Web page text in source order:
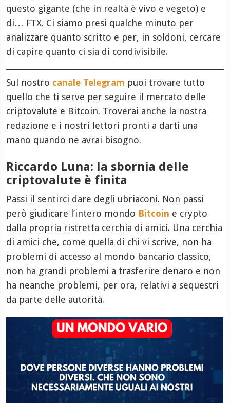
questo gigante (che in realtà è vivo e vegeto) e
di… FTX. Ci siamo presi qualche minuto per
analizzare quanto scritto e per, in soldoni, cercare
di capire quanto ci sia di condivisibile.
Sul nostro canale Telegram puoi trovare tutto
quello che ti serve per seguire il mercato delle
criptovalute e Bitcoin. Troverai anche la nostra
redazione e i nostri lettori pronti a darti una
mano quando ne avrai bisogno.
Riccardo Luna: la sbornia delle
criptovalute è finita
Passi il sentirci dare degli ubriaconi. Non passi
però giudicare l’intero mondo Bitcoin e crypto
dalla propria ristretta cerchia di amici. Una cerchia
di amici che, come quella di chi vi scrive, non ha
problemi di accesso al mondo bancario classico,
non ha grandi problemi a trasferire denaro e non
ha neanche problemi, per ora, relativi a sequestri
da parte delle autorità.